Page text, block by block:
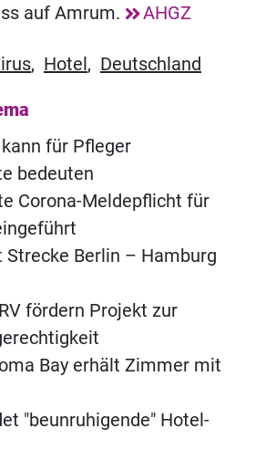
auf Amrum.
AHGZ
, Hotel , Deutschland
für Pfleger
bedeuten
Corona-Meldepflicht für
Strecke Berlin – Hamburg
fördern Projekt zur
Bay erhält Zimmer mit
"beunruhigende" Hotel-